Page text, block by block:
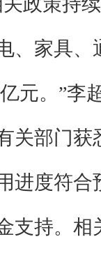
、家具
元。”李
关部门
进度符
支持。